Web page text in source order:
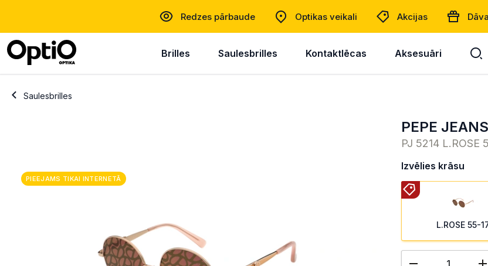
Redzes pārbaude Optikas veikali Akcijas
Brilles Saulesbrilles Kontaktlēcas Aksesuāri
Saulesbrilles
PIEEJAMS TIKAI INTERNETĀ
PEPE JEANS
PJ 5214 L.ROSE
Izvēlies krāsu
L.ROSE 55-